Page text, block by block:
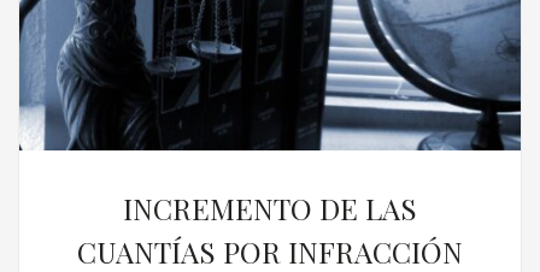
INCREMENTO DE LAS
CUANTÍAS POR INFRACCIÓN